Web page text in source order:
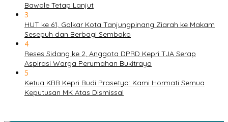
Bawole Tetap Lanjut
3
HUT ke 61, Golkar Kota Tanjungpinang Ziarah ke Makam
Sesepuh dan Berbagi Sembako
4
Reses Sidang ke 2, Anggota DPRD Kepri TJA Serap
Aspirasi Warga Perumahan Bukitraya
5
Ketua KBB Kepri Budi Prasetyo: Kami Hormati Semua
Keputusan MK Atas Dismissal